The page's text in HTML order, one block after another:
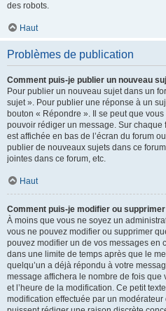
des robots.
Haut
Problèmes de publication
Comment puis-je publier un nouveau
Pour publier un nouveau sujet dans un
sujet ». Pour publier une réponse à un
bouton « Répondre ». Il se peut que
pouvoir rédiger un message. Sur
est affichée en bas de l’écran du forum
publier de nouveaux sujets dans ce
jointes dans ce forum, etc.
Haut
Comment puis-je modifier ou
À moins que vous ne soyez un
vous ne pouvez modifier ou supprimer
pouvez modifier un de vos messages en
dans une limite de temps après que le
quelqu’un a déjà répondu à votre
message affichera le nombre de fois que
et l’heure de la modification. Ce petit
modification effectuée par un modérateur